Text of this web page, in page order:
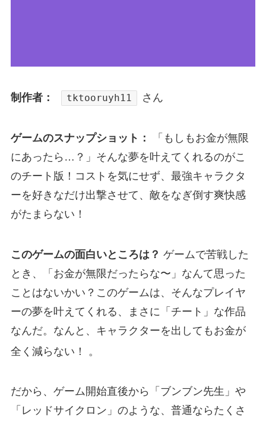
制作者： tktooruyh11 さん
ゲームのスナップショット：
「もしもお金が無限
にあったら…？」そんな夢を叶えてくれるのがこ
のチート版！コストを気にせず、最強キャラクタ
ーを好きなだけ出撃させて、敵をなぎ倒す爽快感
がたまらない！
このゲームの面白いところは？ ゲームで苦戦した
とき、「お金が無限だったらな〜」なんて思った
ことはないかい？このゲームは、そんなプレイヤ
ーの夢を叶えてくれる、まさに「チート」な作品
なんだ。なんと、キャラクターを出してもお金が
全く減らない！
。
だから、ゲーム開始直後から「ブンブン先生」や
「レッドサイクロン」のような、普通ならたくさ